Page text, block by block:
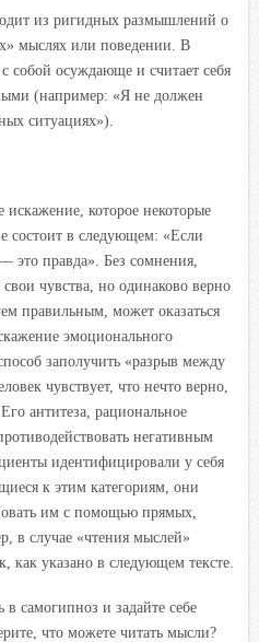
из ригидных размышлений о
мыслях или поведении. В
с собой осуждающе и считает себя
(например: «Я не должен
ситуациях»).
которое некоторые
состоит в следующем: «Если
это правда». Без сомнения,
чувства, но одинаково верно
правильным, может оказаться
эмоционального
заполучить «разрыв между
чувствует, что нечто верно,
антитеза, рациональное
негативным
идентифицировали у себя
к этим категориям, они
им с помощью прямых,
в случае «чтения мыслей»
как указано в следующем тексте.
в самогипноз и задайте себе
что можете читать мысли?